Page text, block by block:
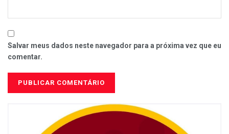
Salvar meus dados neste navegador para a próxima vez que eu
comentar.